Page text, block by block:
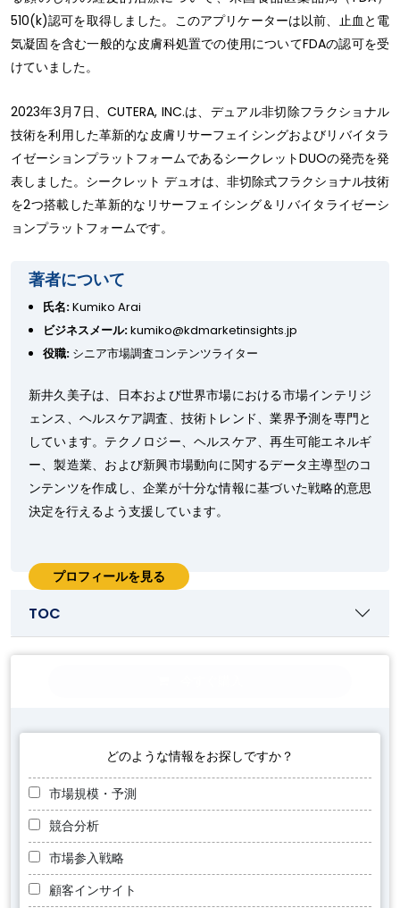
510(k)認可を取得しました。このアプリケーターは以前、止血と電
気凝固を含む一般的な皮膚科処置での使用についてFDAの認可を受
けていました。
2023年3月7日、CUTERA, INC.は、デュアル非切除フラクショナル
技術を利用した革新的な皮膚リサーフェイシングおよびリバイタラ
イゼーションプラットフォームであるシークレットDUOの発売を発
表しました。シークレット デュオは、非切除式フラクショナル技術
を2つ搭載した革新的なリサーフェイシング＆リバイタライゼーシ
ョンプラットフォームです。
著者について
氏名:Kumiko Arai
ビジネスメール:kumiko@kdmarketinsights.jp
役職: シニア市場調査コンテンツライター
新井久美子は、日本および世界市場における市場インテリジ
ェンス、ヘルスケア調査、技術トレンド、業界予測を専門と
しています。テクノロジー、ヘルスケア、再生可能エネルギ
ー、製造業、および新興市場動向に関するデータ主導型のコ
ンテンツを作成し、企業が十分な情報に基づいた戦略的意思
決定を行えるよう支援しています。
プロフィールを見る
TOC
どのような情報をお探しですか？
市場規模・予測
競合分析
市場参入戦略
顧客インサイト